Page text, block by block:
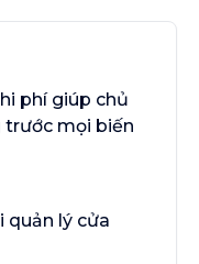
phí giúp chủ
trước mọi biến
quản lý cửa